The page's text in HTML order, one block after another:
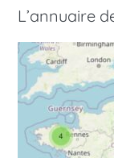
L’annuaire